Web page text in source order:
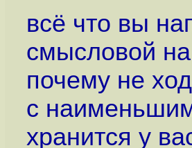
всё что вы
смысловой
почему не
с
хранится у